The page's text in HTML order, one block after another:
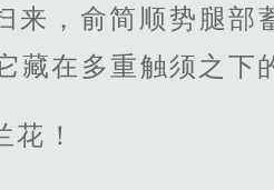
来，俞简顺势腿部
藏在多重触须之下
花！